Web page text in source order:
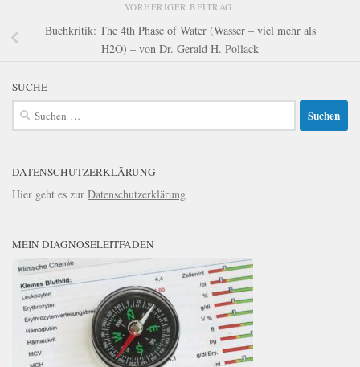
VORHERIGER BEITRAG
Buchkritik: The 4th Phase of Water (Wasser – viel mehr als
H2O) – von Dr. Gerald H. Pollack
SUCHE
Suchen
nach:
DATENSCHUTZERKLÄRUNG
Hier geht es zur Datenschutzerklärung
MEIN DIAGNOSELEITFADEN